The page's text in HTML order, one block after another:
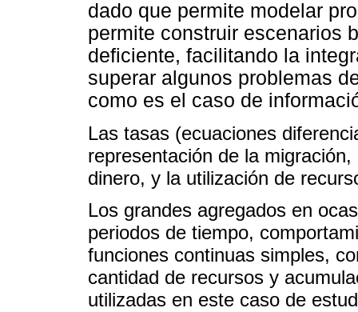
dado que permite modelar
permite construir escenarios
deficiente, facilitando la
superar algunos problemas
como es el caso de
Las tasas (ecuaciones
representación de la
dinero, y la utilización de
Los grandes agregados en
periodos de tiempo,
funciones continuas simples,
cantidad de recursos y
utilizadas en este caso de